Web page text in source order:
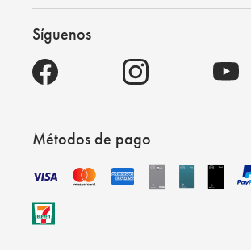
Síguenos
Métodos de pago